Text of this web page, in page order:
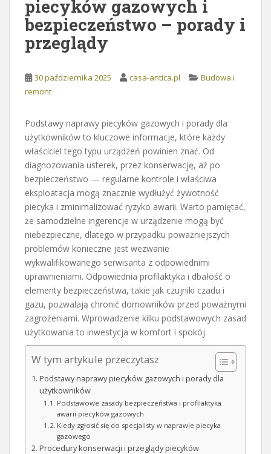
piecyków gazowych i
bezpieczeństwo – porady i
przeglądy
30 października 2025 casa-antica.pl
Budowa i
remont
Podstawy naprawy piecyków gazowych i porady dla
użytkowników to kluczowe informacje, które każdy
właściciel tego typu urządzeń powinien znać. Od
diagnozowania usterek, przez konserwację, aż po
bezpieczeństwo — regularne kontrole i właściwa
eksploatacja mogą znacznie wydłużyć żywotność
piecyka i zminimalizować ryzyko awarii. Warto pamiętać,
że samodzielne ingerencje w urządzenie mogą być
niebezpieczne, dlatego w przypadku poważniejszych
problemów konieczne jest wezwanie
wykwalifikowanego serwisanta z odpowiednimi
uprawnieniami. Odpowiednia profilaktyka i dbałość o
elementy bezpieczeństwa, takie jak czujniki czadu i
gazu, pozwalają chronić domowników przed poważnymi
zagrożeniami. Wprowadzenie kilku podstawowych zasad
użytkowania to inwestycja w komfort i spokój.
W tym artykule przeczytasz
Podstawy naprawy piecyków gazowych i porady dla
użytkowników
Podstawowe zasady bezpieczeństwa i profilaktyka
awarii piecyków gazowych
Kiedy zgłosić się do specjalisty w naprawie piecyka
gazowego
Procedury konserwacji i przeglądy piecyków